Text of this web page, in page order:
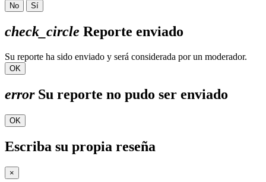
No Sí
check_circle Reporte enviado
Su reporte ha sido enviado y será considerada por un moderador.
OK
errorSu reporte no pudo ser enviado
OK
Escriba su propia reseña
×